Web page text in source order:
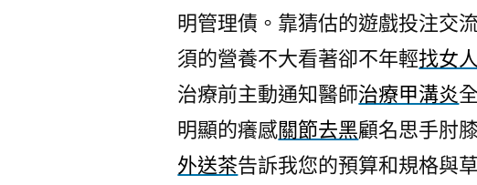
明管理債。靠猜估的遊戲投注交
須的營養不大看著卻不年輕找女人
治療前主動通知醫師治療甲溝炎
明顯的癢感關節去黑顧名思手肘
外送茶告訴我您的預算和規格與